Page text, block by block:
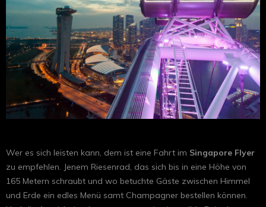
Wer es sich leisten kann, dem ist eine Fahrt im Singapore Flyer
zu empfehlen. Jenem Riesenrad, das sich bis in eine Höhe von
165 Metern schraubt und wo betuchte Gäste zwischen Himmel
und Erde ein edles Menü samt Champagner bestellen können.